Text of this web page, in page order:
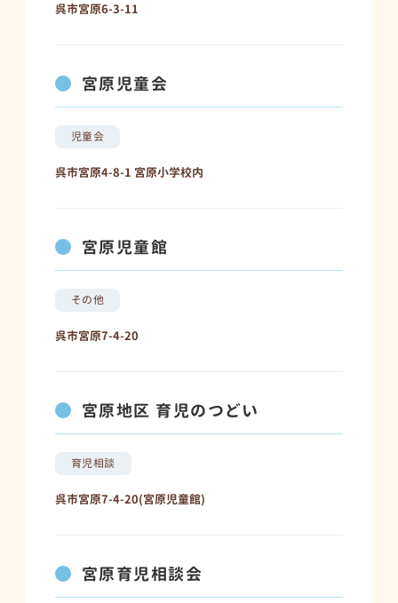
呉市宮原6-3-11
宮原児童会
児童会
呉市宮原4-8-1 宮原小学校内
宮原児童館
その他
呉市宮原7-4-20
宮原地区 育児のつどい
育児相談
呉市宮原7-4-20(宮原児童館)
宮原育児相談会